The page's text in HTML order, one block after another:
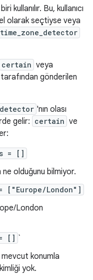
kullanılır. Bu, kullanıcı
olarak seçtiyse veya
time_zone_detector
certain veya
tarafından gönderilen
'nın olası
gelir: certain ve
= []
olduğunu bilmiyor.
["Europe/London"]
London
[] `
konumla
yok.